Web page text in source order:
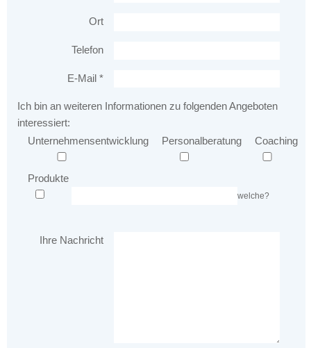
Ort
Telefon
E-Mail *
Ich bin an weiteren Informationen zu folgenden Angeboten
interessiert:
Unternehmensentwicklung
Personalberatung Coaching
Produkte
welche?
Ihre Nachricht